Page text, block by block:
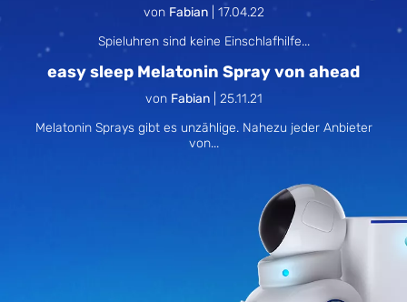
von Fabian| 17.04.22
Spieluhren sind keine Einschlafhilfe...
easy sleep Melatonin Spray von ahead
von Fabian| 25.11.21
Melatonin Sprays gibt es unzählige. Nahezu jeder Anbieter
von...